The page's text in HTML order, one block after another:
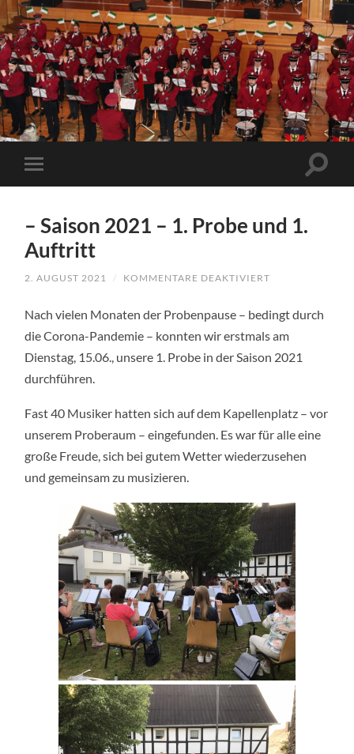
– Saison 2021 – 1. Probe und 1.
Auftritt
2. AUGUST 2021 / KOMMENTARE DEAKTIVIERT
2021
1.
UND
Nach vielen Monaten der Probenpause – bedingt durch
die Corona-Pandemie – konnten wir erstmals am
Dienstag, 15.06., unsere 1. Probe in der Saison 2021
durchführen.
Fast 40 Musiker hatten sich auf dem Kapellenplatz – vor
unserem Proberaum – eingefunden. Es war für alle eine
große Freude, sich bei gutem Wetter wiederzusehen
und gemeinsam zu musizieren.